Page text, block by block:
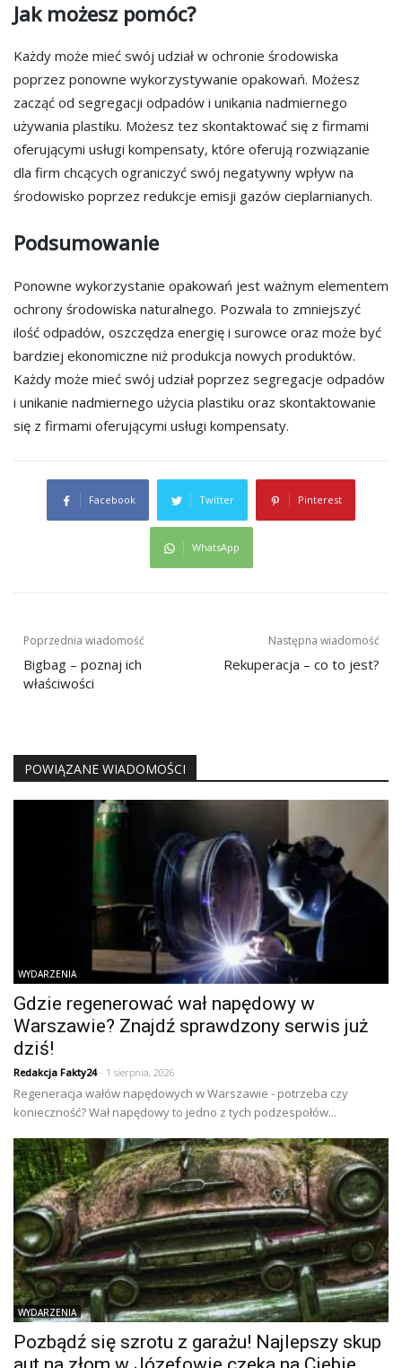
Jak możesz pomóc?
Każdy może mieć swój udział w ochronie środowiska
poprzez ponowne wykorzystywanie opakowań. Możesz
zacząć od segregacji odpadów i unikania nadmiernego
używania plastiku. Możesz tez skontaktować się z firmami
oferującymi usługi kompensaty, które oferują rozwiązanie
dla firm chcących ograniczyć swój negatywny wpływ na
środowisko poprzez redukcje emisji gazów cieplarnianych.
Podsumowanie
Ponowne wykorzystanie opakowań jest ważnym elementem
ochrony środowiska naturalnego. Pozwala to zmniejszyć
ilość odpadów, oszczędza energię i surowce oraz może być
bardziej ekonomiczne niż produkcja nowych produktów.
Każdy może mieć swój udział poprzez segregacje odpadów
i unikanie nadmiernego użycia plastiku oraz skontaktowanie
się z firmami oferującymi usługi kompensaty.
Facebook Twitter Pinterest
WhatsApp
Nawigacja
wpisu
Poprzednia wiadomość
Bigbag – poznaj ich
właściwości
Następna wiadomość
Rekuperacja – co to jest?
POWIĄZANE WIADOMOŚCI
WYDARZENIA
Gdzie regenerować wał napędowy w
Warszawie? Znajdź sprawdzony serwis już
dziś!
Redakcja Fakty24- 1 sierpnia, 2026
Regeneracja wałów napędowych w Warszawie - potrzeba czy
konieczność? Wał napędowy to jedno z tych podzespołów...
WYDARZENIA
Pozbądź się szrotu z garażu! Najlepszy skup